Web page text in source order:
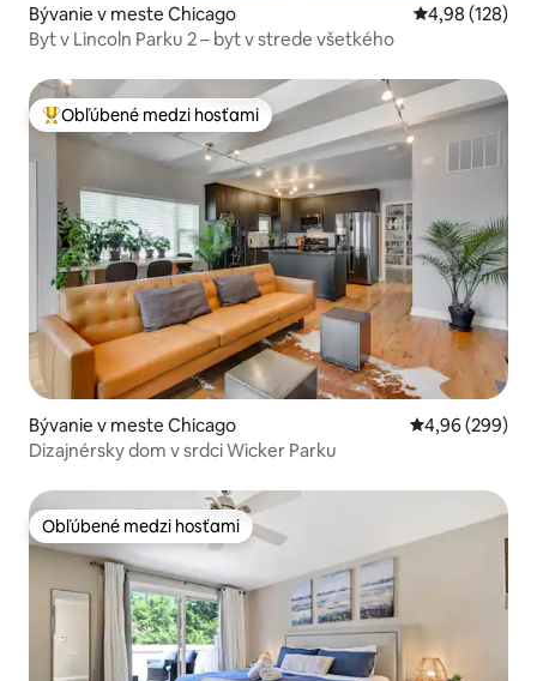
Bývanie v meste Chicago Priemerné
4,98 (128)
Byt v Lincoln Parku 2 – byt v strede všetkého
Najobľúbenejšie medzi hosťami
Obľúbené medzi hosťami
Bývanie v meste Chicago Priemerné
4,96 (299)
Dizajnérsky dom v srdci Wicker Parku
Obľúbené medzi hosťami
Obľúbené medzi hosťami